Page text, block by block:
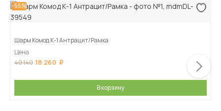
-55%
Шарм Комод К-1 Антрацит/Рамка
Цена
40 140 18 260
В корзину